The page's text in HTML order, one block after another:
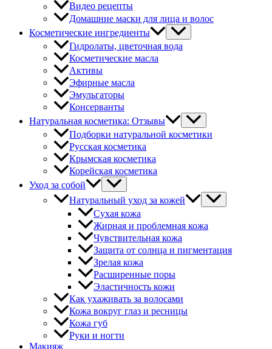
Видео рецепты
Домашние маски для лица и волос
Косметические ингредиенты
Гидролаты, цветочная вода
Косметические масла
Активы
Эфирные масла
Эмульгаторы
Консерванты
Натуральная косметика: Отзывы
Подборки натуральной косметики
Русская косметика
Крымская косметика
Корейская косметика
Уход за собой
Натуральный уход за кожей
Сухая кожа
Жирная и проблемная кожа
Чувствительная кожа
Защита от солнца и пигментация
Зрелая кожа
Расширенные поры
Эластичность кожи
Как ухаживать за волосами
Кожа вокруг глаз и ресницы
Кожа губ
Руки и ногти
Макияж